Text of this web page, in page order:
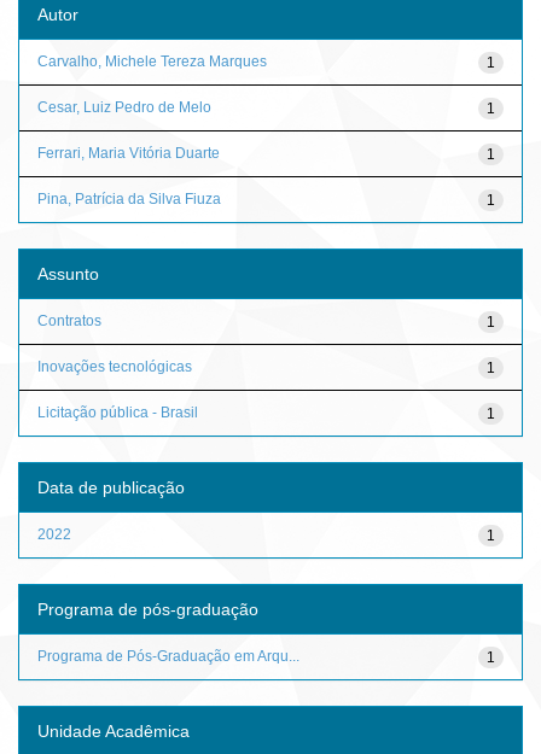
Autor
1
Carvalho, Michele Tereza Marques
1
Cesar, Luiz Pedro de Melo
1
Ferrari, Maria Vitória Duarte
1
Pina, Patrícia da Silva Fiuza
Assunto
1
Contratos
1
Inovações tecnológicas
1
Licitação pública - Brasil
Data de publicação
1
2022
Programa de pós-graduação
1
Programa de Pós-Graduação em Arqu...
Unidade Acadêmica